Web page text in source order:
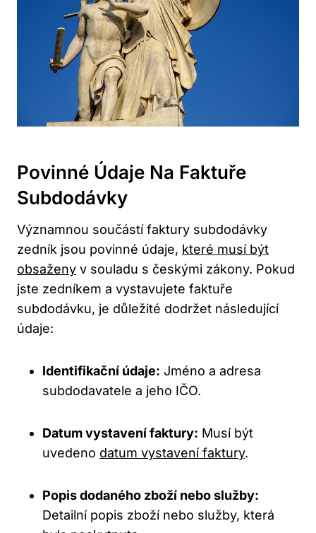
Povinné Údaje Na Faktuře
Subdodávky
Významnou součástí faktury subdodávky
zedník jsou povinné údaje, které musí být
obsaženy v souladu s českými zákony. Pokud
jste zedníkem a vystavujete faktuře
subdodávku, je důležité dodržet následující
údaje:
Identifikační údaje: Jméno a adresa
subdodavatele a jeho IČO.
Datum vystavení faktury: Musí být
uvedeno datum vystavení faktury.
Popis dodaného zboží nebo služby:
Detailní popis zboží nebo služby, která